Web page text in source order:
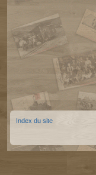
Index du site